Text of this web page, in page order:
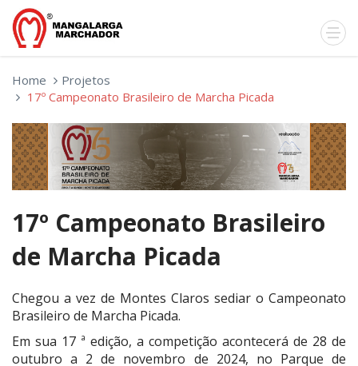
Home
Projetos
17º Campeonato Brasileiro de Marcha Picada
17º Campeonato Brasileiro
de Marcha Picada
Chegou a vez de Montes Claros sediar o Campeonato
Brasileiro de Marcha Picada.
Em sua 17 ª edição, a competição acontecerá de 28 de
outubro a 2 de novembro de 2024, no Parque de